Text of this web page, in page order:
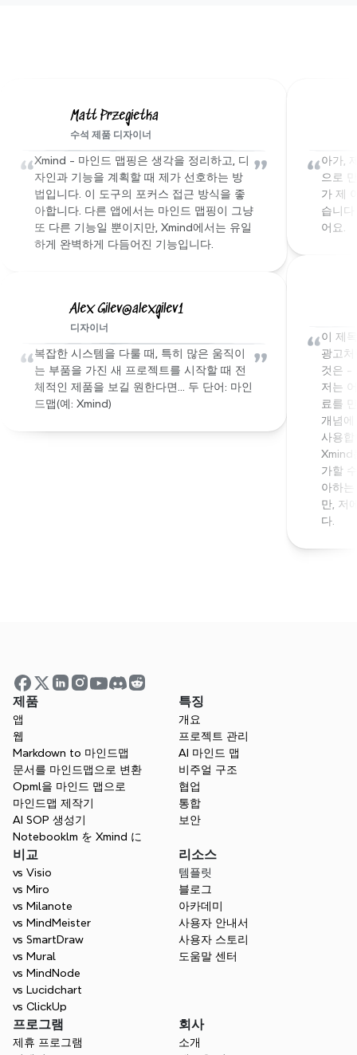
Matt Przegietka
수석 제품 디자이너
“Xmind - 마인드 맵핑은 생각을 정리하고, 디
자인과 기능을 계획할 때 제가 선호하는 방
법입니다. 이 도구의 포커스 접근 방식을 좋
아합니다. 다른 앱에서는 마인드 맵핑이 그냥
또 다른 기능일 뿐이지만, Xmind에서는 유일
하게 완벽하게 다듬어진 기능입니다.
”
Alex Gilev@alexgilev1
디자이너
“복잡한 시스템을 다룰 때, 특히 많은 움직이
는 부품을 가진 새 프로젝트를 시작할 때 전
체적인 제품을 보길 원한다면… 두 단어: 마인
드맵(예: Xmind)
”
“아가,
으로
가 제
습니
어요.
“이 제
광고
것은 -
저는
료를
개념
사용합
Xmind
가할
아하
만, 저
다.
오늘 마인드 맵핑을 시작하세요
무료로 Xmind를 사용해보세요. 즉시 창의력
을 발휘하고 효율성을 높이세요.
무료로 시작하세요
영업팀에 문의
제품
앱
웹
Markdown to 마인드맵
문서를 마인드맵으로 변환
Opml을 마인드 맵으로
마인드맵 제작기
AI SOP 생성기
Notebooklm を Xmind に
특징
개요
프로젝트 관리
AI 마인드 맵
비주얼 구조
협업
통합
보안
비교
vs Visio
vs Miro
vs Milanote
vs MindMeister
vs SmartDraw
vs Mural
vs MindNode
vs Lucidchart
vs ClickUp
리소스
템플릿
블로그
아카데미
사용자 안내서
사용자 스토리
도움말 센터
프로그램
제휴 프로그램
회사
소개